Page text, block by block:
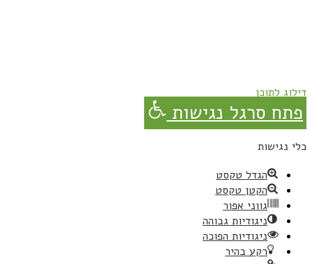
דילוג לתוכן
פתח סרגל נגישות
כלי נגישות
הגדל טקסט
הקטן טקסט
גווני אפור
ניגודיות גבוהה
ניגודיות הפוכה
רקע בהיר